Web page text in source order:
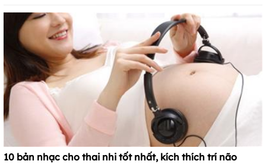
10 bản nhạc cho thai nhi tốt nhất, kích thích trí não